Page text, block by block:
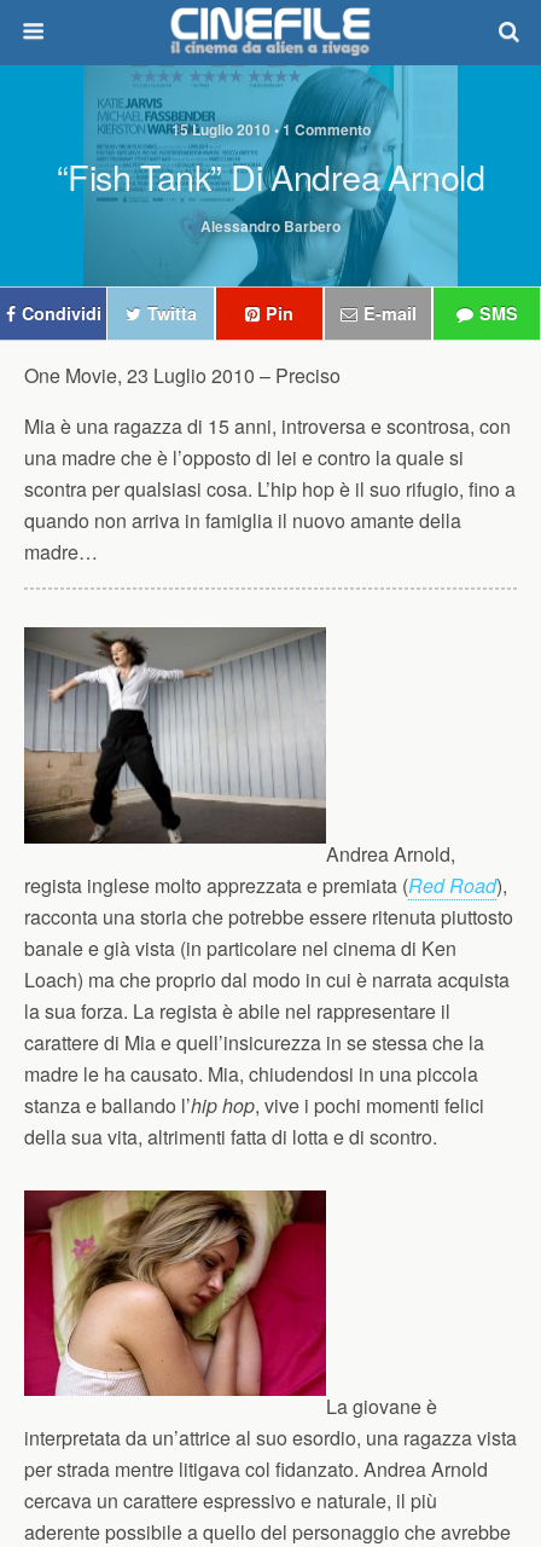
15 Luglio 2010 • 1 Commento
“Fish Tank” Di Andrea Arnold
Alessandro Barbero
Condividi Twitta Pin E-mail SMS
One Movie, 23 Luglio 2010 – Preciso
Mia è una ragazza di 15 anni, introversa e scontrosa, con
una madre che è l’opposto di lei e contro la quale si
scontra per qualsiasi cosa. L’hip hop è il suo rifugio, fino a
quando non arriva in famiglia il nuovo amante della
madre…
Andrea Arnold,
regista inglese molto apprezzata e premiata (Red Road),
racconta una storia che potrebbe essere ritenuta piuttosto
banale e già vista (in particolare nel cinema di Ken
Loach) ma che proprio dal modo in cui è narrata acquista
la sua forza. La regista è abile nel rappresentare il
carattere di Mia e quell’insicurezza in se stessa che la
madre le ha causato. Mia, chiudendosi in una piccola
stanza e ballando l’hip hop, vive i pochi momenti felici
della sua vita, altrimenti fatta di lotta e di scontro.
La giovane è
interpretata da un’attrice al suo esordio, una ragazza vista
per strada mentre litigava col fidanzato. Andrea Arnold
cercava un carattere espressivo e naturale, il più
aderente possibile a quello del personaggio che avrebbe